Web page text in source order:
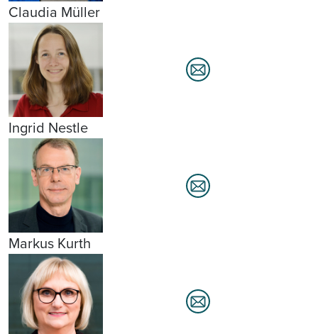
Claudia Müller
Ingrid Nestle
Markus Kurth